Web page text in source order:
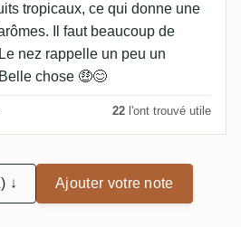
tropicaux, ce qui donne une
Il faut beaucoup de
nez rappelle un peu un
chose 🤑😊
22 l'ont trouvé utile
↓ Ajouter votre note